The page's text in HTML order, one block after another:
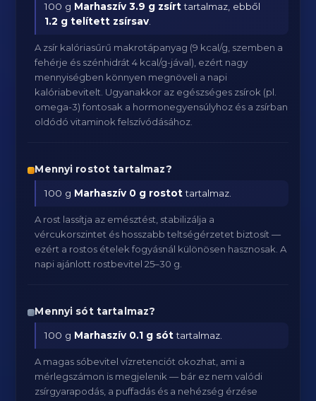
100 g Marhaszív 3.9 g zsírttartalmaz, ebből
1.2 g telített zsírsav
A zsír kalóriasűrű makrotápanyag (9 kcal/g, szemben a
fehérje és szénhidrát 4 kcal/g-jával), ezért nagy
mennyiségben könnyen megnöveli a napi
kalóriabevitelt. Ugyanakkor az egészséges zsírok (pl.
omega-3) fontosak a hormonegyensúlyhoz és a zsírban
oldódó vitaminok felszívódásához.
Mennyi rostot tartalmaz?
100 g Marhaszív 0 g rostottartalmaz.
A rost lassítja az emésztést, stabilizálja a
vércukorszintet és hosszabb teltségérzetet biztosít —
ezért a rostos ételek fogyásnál különösen hasznosak. A
napi ajánlott rostbevitel 25–30 g.
Mennyi sót tartalmaz?
100 g Marhaszív 0.1 g sóttartalmaz.
A magas sóbevitel vízretenciót okozhat, ami a
mérlegszámon is megjelenik — bár ez nem valódi
zsírgyarapodás, a puffadás és a nehézség érzése